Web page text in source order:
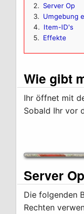
2
Server Op
3
Umgebung
4
Item-ID's
5
Effekte
Wie gibt
Ihr öffnet mit
Sobald Ihr vor
Server Op
Die folgenden
Rechten